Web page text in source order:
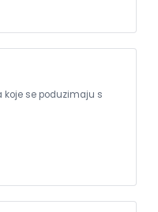
koje se poduzimaju s